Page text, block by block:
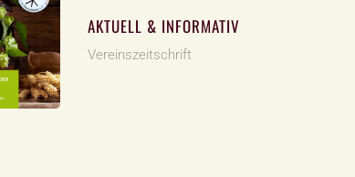
AKTUELL & INFORMATIV
Vereinszeitschrift